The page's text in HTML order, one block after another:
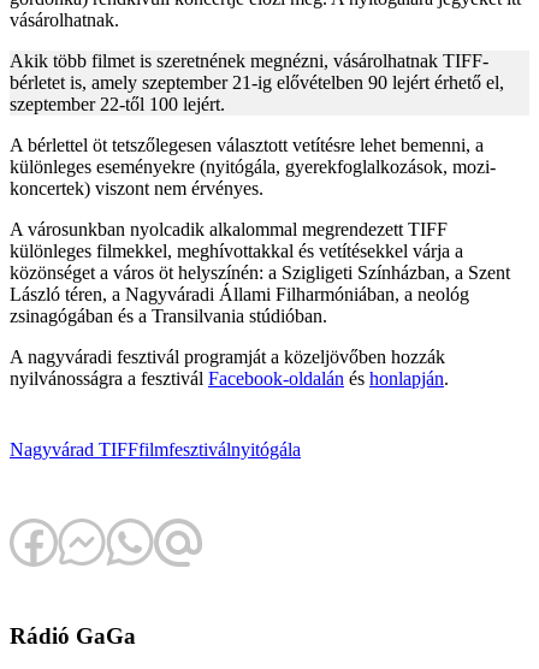
vásárolhatnak.
Akik több filmet is szeretnének megnézni, vásárolhatnak TIFF-
bérletet is, amely szeptember 21-ig elővételben 90 lejért érhető el,
szeptember 22-től 100 lejért.
A bérlettel öt tetszőlegesen választott vetítésre lehet bemenni, a
különleges eseményekre (nyitógála, gyerekfoglalkozások, mozi-
koncertek) viszont nem érvényes.
A városunkban nyolcadik alkalommal megrendezett TIFF
különleges filmekkel, meghívottakkal és vetítésekkel várja a
közönséget a város öt helyszínén: a Szigligeti Színházban, a Szent
László téren, a Nagyváradi Állami Filharmóniában, a neológ
zsinagógában és a Transilvania stúdióban.
A nagyváradi fesztivál programját a közeljövőben hozzák
nyilvánosságra a fesztivál Facebook-oldalán és honlapján.
Nagyvárad TIFFfilmfesztiválnyitógála
Rádió GaGa